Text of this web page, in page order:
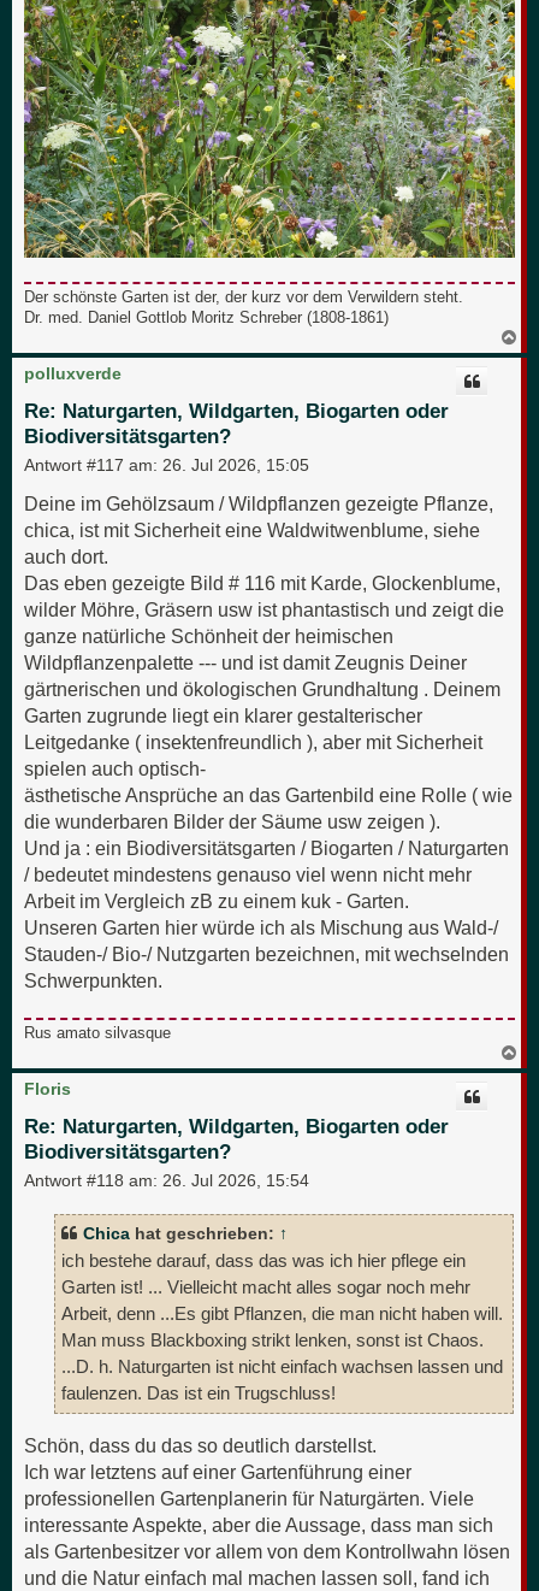
Der schönste Garten ist der, der kurz vor dem Verwildern steht.
Dr. med. Daniel Gottlob Moritz Schreber (1808-1861)
a
polluxverde
Re: Naturgarten, Wildgarten, Biogarten oder
Biodiversitätsgarten?
Antwort #117 am: 26. Jul 2026, 15:05
Deine im Gehölzsaum / Wildpflanzen gezeigte Pflanze,
chica, ist mit Sicherheit eine Waldwitwenblume, siehe
auch dort.
Das eben gezeigte Bild # 116 mit Karde, Glockenblume,
wilder Möhre, Gräsern usw ist phantastisch und zeigt die
ganze natürliche Schönheit der heimischen
Wildpflanzenpalette --- und ist damit Zeugnis Deiner
gärtnerischen und ökologischen Grundhaltung . Deinem
Garten zugrunde liegt ein klarer gestalterischer
Leitgedanke ( insektenfreundlich ), aber mit Sicherheit
spielen auch optisch-
ästhetische Ansprüche an das Gartenbild eine Rolle ( wie
die wunderbaren Bilder der Säume usw zeigen ).
Und ja : ein Biodiversitätsgarten / Biogarten / Naturgarten
/ bedeutet mindestens genauso viel wenn nicht mehr
Arbeit im Vergleich zB zu einem kuk - Garten.
Unseren Garten hier würde ich als Mischung aus Wald-/
Stauden-/ Bio-/ Nutzgarten bezeichnen, mit wechselnden
Schwerpunkten.
Rus amato silvasque
a
Floris
Re: Naturgarten, Wildgarten, Biogarten oder
Biodiversitätsgarten?
Antwort #118 am: 26. Jul 2026, 15:54
Chica hat geschrieben: ↑
ich bestehe darauf, dass das was ich hier pflege ein
Garten ist! ... Vielleicht macht alles sogar noch mehr
Arbeit, denn ...Es gibt Pflanzen, die man nicht haben will.
Man muss Blackboxing strikt lenken, sonst ist Chaos.
...D. h. Naturgarten ist nicht einfach wachsen lassen und
faulenzen. Das ist ein Trugschluss!
Schön, dass du das so deutlich darstellst.
Ich war letztens auf einer Gartenführung einer
professionellen Gartenplanerin für Naturgärten. Viele
interessante Aspekte, aber die Aussage, dass man sich
als Gartenbesitzer vor allem von dem Kontrollwahn lösen
und die Natur einfach mal machen lassen soll, fand ich